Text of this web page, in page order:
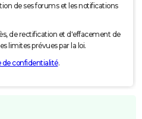
de ses forums et les notifications
de rectification et d'effacement de
limites prévues par la loi.
de confidentialité.